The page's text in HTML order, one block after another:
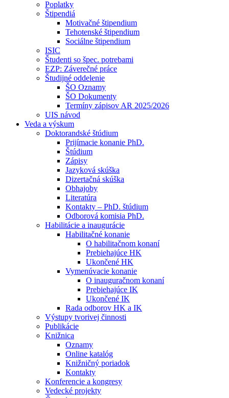
Poplatky
Štipendiá
Motivačné štipendium
Tehotenské štipendium
Sociálne štipendium
ISIC
Študenti so špec. potrebami
EZP: Záverečné práce
Študijné oddelenie
ŠO Oznamy
ŠO Dokumenty
Termíny zápisov AR 2025/2026
UIS návod
Veda a výskum
Doktorandské štúdium
Prijímacie konanie PhD.
Štúdium
Zápisy
Jazyková skúška
Dizertačná skúška
Obhajoby
Literatúra
Kontakty – PhD. štúdium
Odborová komisia PhD.
Habilitácie a inaugurácie
Habilitačné konanie
O habilitačnom konaní
Prebiehajúce HK
Ukončené HK
Vymenúvacie konanie
O inauguračnom konaní
Prebiehajúce IK
Ukončené IK
Rada odborov HK a IK
Výstupy tvorivej činnosti
Publikácie
Knižnica
Oznamy
Online katalóg
Knižničný poriadok
Kontakty
Konferencie a kongresy
Vedecké projekty